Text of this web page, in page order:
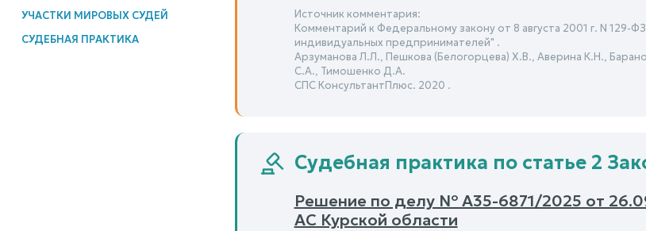
УЧАСТКИ МИРОВЫХ СУДЕЙ
СУДЕБНАЯ ПРАКТИКА
Источник комментария:
Комментарий к Федеральному закону от 8 августа 2001 г. N
индивидуальных предпринимателей" .
Арзуманова Л.Л., Пешкова (Белогорцева) Х.В., Аверина К.Н.,
С.А., Тимошенко Д.А.
СПС КонсультантПлюс. 2020 .
Судебная практика по статье 2
Решение по делу № А35-6871/2025 от
АС Курской области